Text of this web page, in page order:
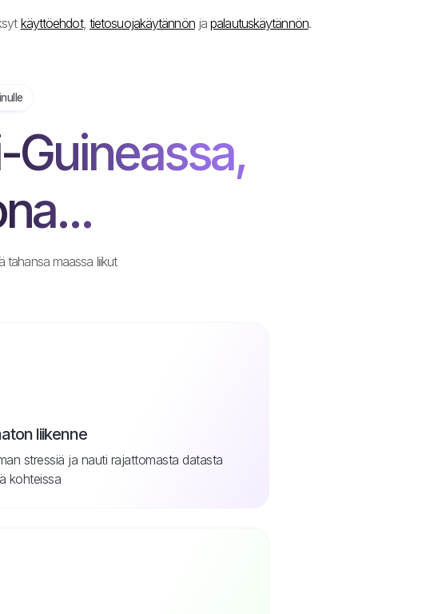
käyttöehdot, tietosuojakäytännönjapalautuskäytännön.
Guineassa,
tahansa maassa liikut
liikenne
stressiä ja nauti rajattomasta datasta
kohteissa